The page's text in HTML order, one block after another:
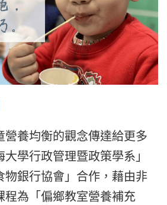
營養均衡的觀念傳達給更多
學行政管理暨政策學系」
物銀行協會」合作，藉由非
程為「偏鄉教室營養補充